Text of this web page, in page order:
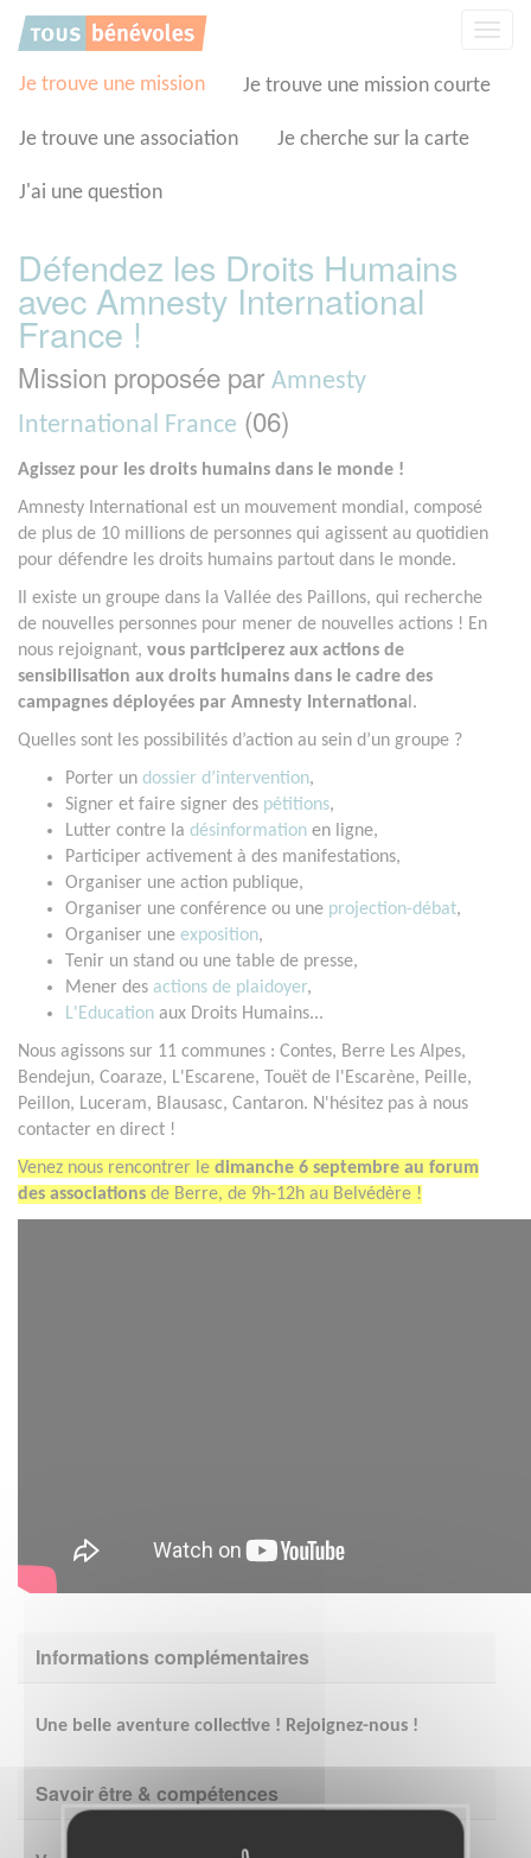
Je trouve une mission Je trouve une mission courte
Je trouve une association Je cherche sur la carte
J'ai une question
Défendez les Droits Humains
avec Amnesty International
France !
Mission proposée par Amnesty
International France (06)
Agissez pour les droits humains dans le monde !
Amnesty International est un mouvement mondial, composé
de plus de 10 millions de personnes qui agissent au quotidien
pour défendre les droits humains partout dans le monde.
Il existe un groupe dans la Vallée des Paillons, qui recherche
de nouvelles personnes pour mener de nouvelles actions ! En
nous rejoignant, vous participerez aux actions de
sensibilisation aux droits humains dans le cadre des
campagnes déployées par Amnesty Internationa l.
Quelles sont les possibilités d’action au sein d’un groupe ?
Porter un dossier d’intervention,
Signer et faire signer des pétitions,
Lutter contre la désinformation en ligne,
Participer activement à des manifestations,
Organiser une action publique,
Organiser une conférence ou une projection-débat,
Organiser une exposition,
Tenir un stand ou une table de presse,
Mener des actions de plaidoyer,
L'Education aux Droits Humains...
Nous agissons sur 11 communes : Contes, Berre Les Alpes,
Bendejun, Coaraze, L'Escarene, Touët de l'Escarène, Peille,
Peillon, Luceram, Blausasc, Cantaron. N'hésitez pas à nous
contacter en direct !
Venez nous rencontrer le dimanche 6 septembre au forum
des associations de Berre, de 9h-12h au Belvédère !
Informations complémentaires
Une belle aventure collective ! Rejoignez-nous !
Savoir être & compétences
Panneau de gestion des cookies